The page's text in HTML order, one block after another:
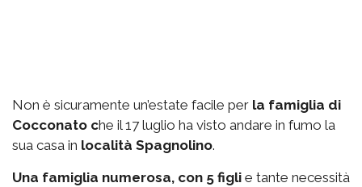
Non è sicuramente un’estate facile per la famiglia di
Cocconato che il 17 luglio ha visto andare in fumo la
sua casa in località Spagnolino.
Una famiglia numerosa, con 5 figli e tante necessità